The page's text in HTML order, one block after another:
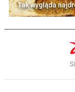
Tak wygląda